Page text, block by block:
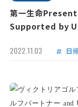
第一生命
Supported by
2022.11.03 日